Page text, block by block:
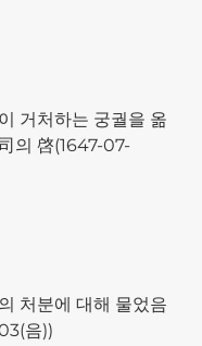
거처하는 궁궐을 옮
의 啓(1647-07-
처분에 대해 물었음
음))